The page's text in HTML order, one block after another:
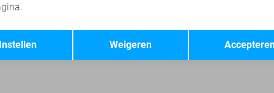
Terug Opslaan
Weigeren